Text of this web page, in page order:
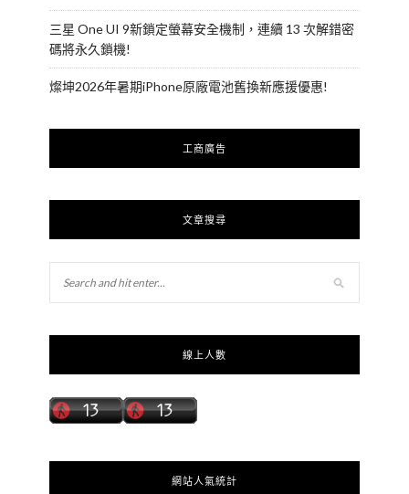
三星 One UI 9新鎖定螢幕安全機制，連續 13 次解錯密
碼將永久鎖機!
燦坤2026年暑期iPhone原廠電池舊換新應援優惠!
工商廣告
文章搜尋
線上人數
網站人氣統計